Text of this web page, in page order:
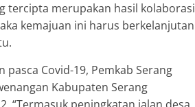
tercipta merupakan hasil kolaborasi
kemajuan ini harus berkelanjutan
Covid-19, Pemkab Serang
Kabupaten Serang